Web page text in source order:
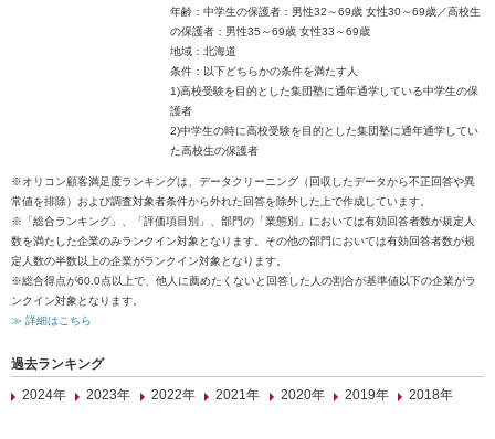
年齢：中学生の保護者：男性32～69歳 女性30～69歳／高校生
の保護者：男性35～69歳 女性33～69歳
地域：北海道
条件：以下どちらかの条件を満たす人
1)高校受験を目的とした集団塾に通年通学している中学生の保
護者
2)中学生の時に高校受験を目的とした集団塾に通年通学してい
た高校生の保護者
※オリコン顧客満足度ランキングは、データクリーニング（回収したデータから不正回答や異
常値を排除）および調査対象者条件から外れた回答を除外した上で作成しています。
※「総合ランキング」、「評価項目別」、部門の「業態別」においては有効回答者数が規定人
数を満たした企業のみランクイン対象となります。その他の部門においては有効回答者数が規
定人数の半数以上の企業がランクイン対象となります。
※総合得点が60.0点以上で、他人に薦めたくないと回答した人の割合が基準値以下の企業がラ
ンクイン対象となります。
≫ 詳細はこちら
過去ランキング
2024年
2023年 2022年 2021年 2020年 2019年 2018年